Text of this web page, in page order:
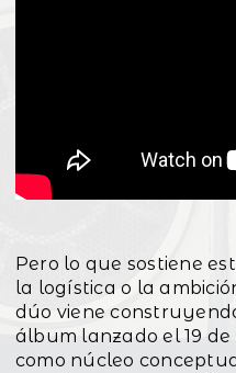
Pero lo que sostiene
la logística o la
dúo viene
álbum lanzado el 19
como núcleo